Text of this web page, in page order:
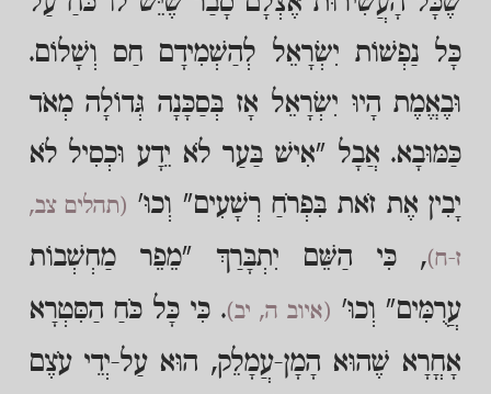
כָּל נַפְשׁוֹת יִשְׂרָאֵל לְהַשְׁמִידָם חַס וְשָׁלוֹם.
וּבֶאֱמֶת הָיוּ יִשְׂרָאֵל אָז בְּסַכָּנָה גְּדוֹלָה מְאֹד
כַּמּוּבָא. אֲבָל "אִישׁ בַּעַר לֹא יֵדָע וּכְסִיל לֹא
יָבִין אֶת זֹאת בִּפְרֹחַ רְשָׁעִים" וְכוּ' (תהלים צב,
ז-ח), כִּי הַשֵּׁם יִתְבָּרַךְ "מֵפֵר מַחְשְׁבוֹת
עֲרֻמִּים" וְכוּ' (איוב ה, יב). כִּי כָּל כֹּחַ הַסִּטְרָא
אָחֳרָא שֶׁהוּא הָמָן-עֲמָלֵק, הוּא עַל-יְדֵי עֹצֶם